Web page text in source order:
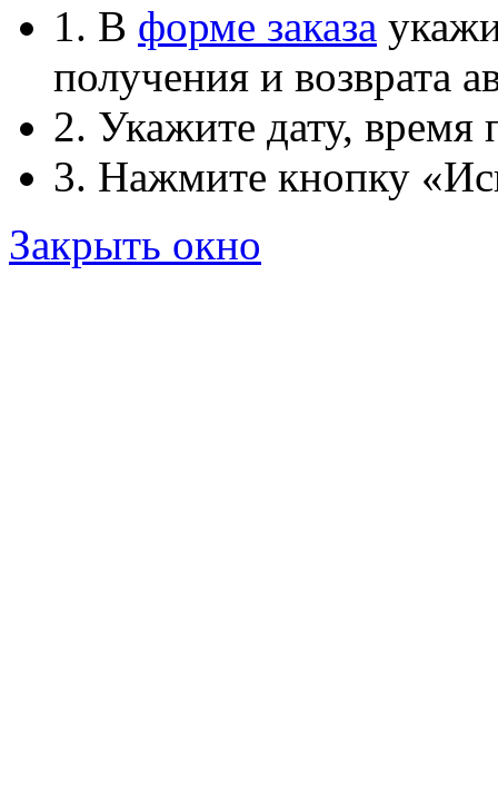
1. В форме заказа
получения и возврата
2. Укажите дату, время
3. Нажмите кнопку
Закрыть окно